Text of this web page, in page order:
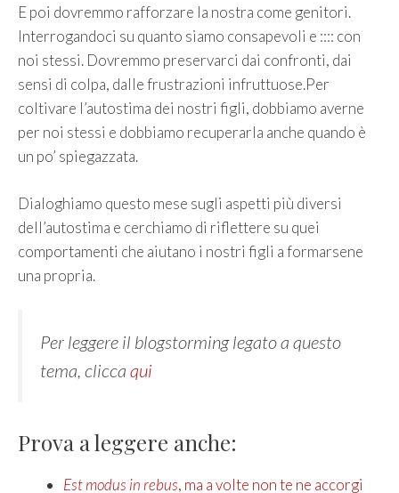
E poi dovremmo rafforzare la nostra come genitori.
Interrogandoci su quanto siamo consapevoli e :::: con
noi stessi. Dovremmo preservarci dai confronti, dai
sensi di colpa, dalle frustrazioni infruttuose.Per
coltivare l’autostima dei nostri figli, dobbiamo averne
per noi stessi e dobbiamo recuperarla anche quando è
un po’ spiegazzata.
Dialoghiamo questo mese sugli aspetti più diversi
dell’autostima e cerchiamo di riflettere su quei
comportamenti che aiutano i nostri figli a formarsene
una propria.
Per leggere il blogstorming legato a questo
tema, clicca qui
Prova a leggere anche:
Est modus in rebus, ma a volte non te ne accorgi